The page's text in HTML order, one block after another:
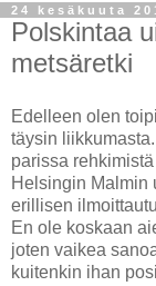
24 kesäkuuta
Polskintaa
metsäretki
Edelleen olen
täysin
parissa
Helsingin Malmin
erillisen
En ole koskaan
joten vaikea
kuitenkin ihan